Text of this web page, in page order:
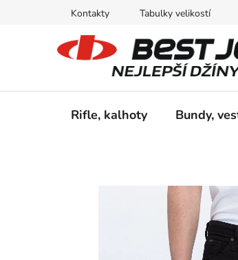
Kontakty Tabulky velikostí
Rifle, kalhoty Bundy,